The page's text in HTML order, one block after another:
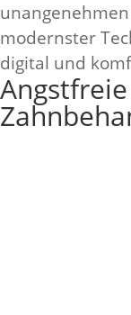
modernster
digital und